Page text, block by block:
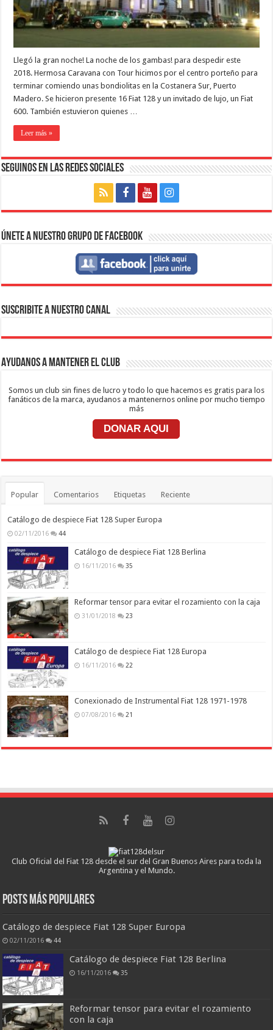
Llegó la gran noche! La noche de los gambas! para despedir este
2018. Hermosa Caravana con Tour hicimos por el centro porteño para
terminar comiendo unas bondiolitas en la Costanera Sur, Puerto
Madero. Se hicieron presente 16 Fiat 128 y un invitado de lujo, un Fiat
600. También estuvieron quienes …
Leer más »
Seguinos en las Redes Sociales
Únete a nuestro Grupo de Facebook
SUSCRIBITE A NUESTRO CANAL
Ayudanos a mantener el club
Somos un club sin fines de lucro y todo lo que hacemos es gratis para los
fanáticos de la marca, ayudanos a mantenernos online por mucho tiempo
más
DONAR AQUI
Popular Comentarios Etiquetas Reciente
Catálogo de despiece Fiat 128 Super Europa
02/11/2016 44
Catálogo de despiece Fiat 128 Berlina
16/11/2016 35
Reformar tensor para evitar el rozamiento con la caja
31/01/2018 23
Catálogo de despiece Fiat 128 Europa
16/11/2016 22
Conexionado de Instrumental Fiat 128 1971-1978
07/08/2016 21
Club Oficial del Fiat 128 desde el sur del Gran Buenos Aires para toda la
Argentina y el Mundo.
Posts más populares
Catálogo de despiece Fiat 128 Super Europa
02/11/2016 44
Catálogo de despiece Fiat 128 Berlina
16/11/2016 35
Reformar tensor para evitar el rozamiento
con la caja